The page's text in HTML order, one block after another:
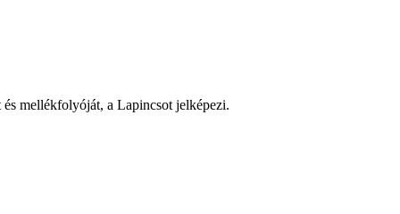
és mellékfolyóját, a Lapincsot jelképezi.